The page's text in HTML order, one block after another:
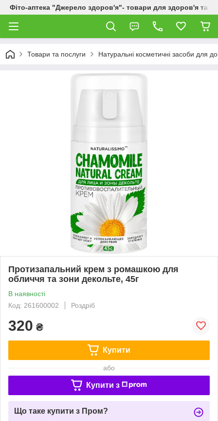
Фіто-аптека "Джерело здоров'я"- товари для здоров'я та
Товари та послуги Натуральні косметичні засоби для
Протизапальний крем з ромашкою для
обличчя та зони декольте, 45г
В наявності
Код: 261600002
Роздріб
320 ₴
Купити
або
Купити з
Що таке купити з Пром?